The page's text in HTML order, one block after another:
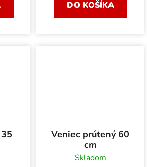
DO KOŠÍKA
Veniec prútený 60
cm
Skladom